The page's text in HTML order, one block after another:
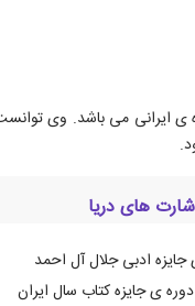
های دریا
ادبی جلال آل احمد
ی جایزه کتاب سال ایران